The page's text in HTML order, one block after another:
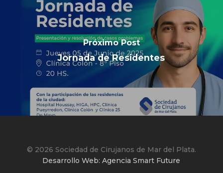
Próximo Post
Jornada de Residentes
© 2026 Sociedad de Cirujanos de Mar del Plata.
Desarrollo Web: Agencia Smart Future